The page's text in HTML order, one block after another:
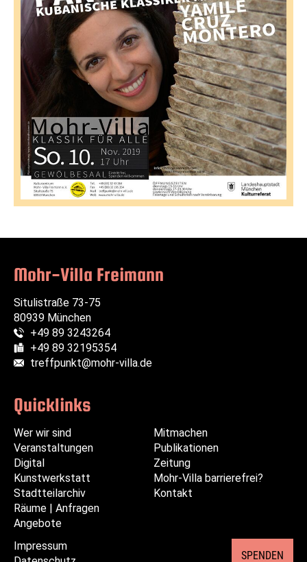
Mohr-Villa Freimann
Situlistraße 73-75
80939 München
Telefon:
+49 89 3243264
Fax:
+49 89 32195354
E-Mail:
treffpunkt@mohr-villa.de
Quicklinks
überspringen
Wer wir sind
Veranstaltungen
Digital
Kunstwerkstatt
Stadtteilarchiv
Räume | Anfragen
Angebote
überspringen
Mitmachen
Publikationen
Zeitung
Mohr-Villa barrierefrei?
Kontakt
Impressum
SPENDEN